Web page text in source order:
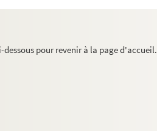
pour revenir à la page d'accueil.